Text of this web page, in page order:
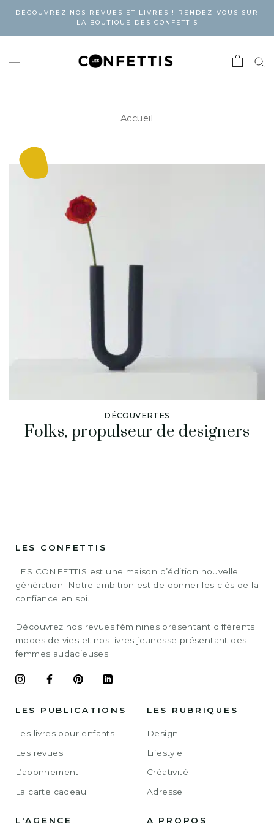
DÉCOUVREZ NOS REVUES ET LIVRES ! RENDEZ-VOUS SUR
LA BOUTIQUE DES CONFETTIS
Accueil
DÉCOUVERTES
Folks, propulseur de designers
LES CONFETTIS
LES CONFETTIS est une maison d’édition nouvelle
génération. Notre ambition est de donner les clés de la
confiance en soi.
Découvrez nos revues féminines présentant différents
modes de vies et nos livres jeunesse présentant des
femmes audacieuses.
LES PUBLICATIONS
Les livres pour enfants
Les revues
L’abonnement
La carte cadeau
LES RUBRIQUES
Design
Lifestyle
Créativité
Adresse
L'AGENCE A PROPOS